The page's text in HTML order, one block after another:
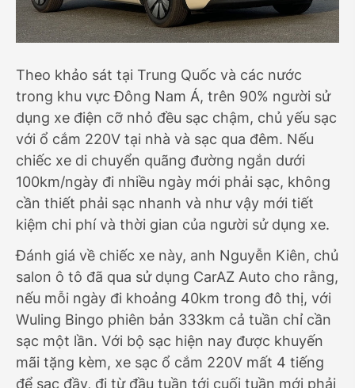
Theo khảo sát tại Trung Quốc và các nước
trong khu vực Đông Nam Á, trên 90% người sử
dụng xe điện cỡ nhỏ đều sạc chậm, chủ yếu sạc
với ổ cắm 220V tại nhà và sạc qua đêm. Nếu
chiếc xe di chuyển quãng đường ngắn dưới
100km/ngày đi nhiều ngày mới phải sạc, không
cần thiết phải sạc nhanh và như vậy mới tiết
kiệm chi phí và thời gian của người sử dụng xe.
Đánh giá về chiếc xe này, anh Nguyễn Kiên, chủ
salon ô tô đã qua sử dụng CarAZ Auto cho rằng,
nếu mỗi ngày đi khoảng 40km trong đô thị, với
Wuling Bingo phiên bản 333km cả tuần chỉ cần
sạc một lần. Với bộ sạc hiện nay được khuyến
mãi tặng kèm, xe sạc ổ cắm 220V mất 4 tiếng
để sạc đầy, đi từ đầu tuần tới cuối tuần mới phải